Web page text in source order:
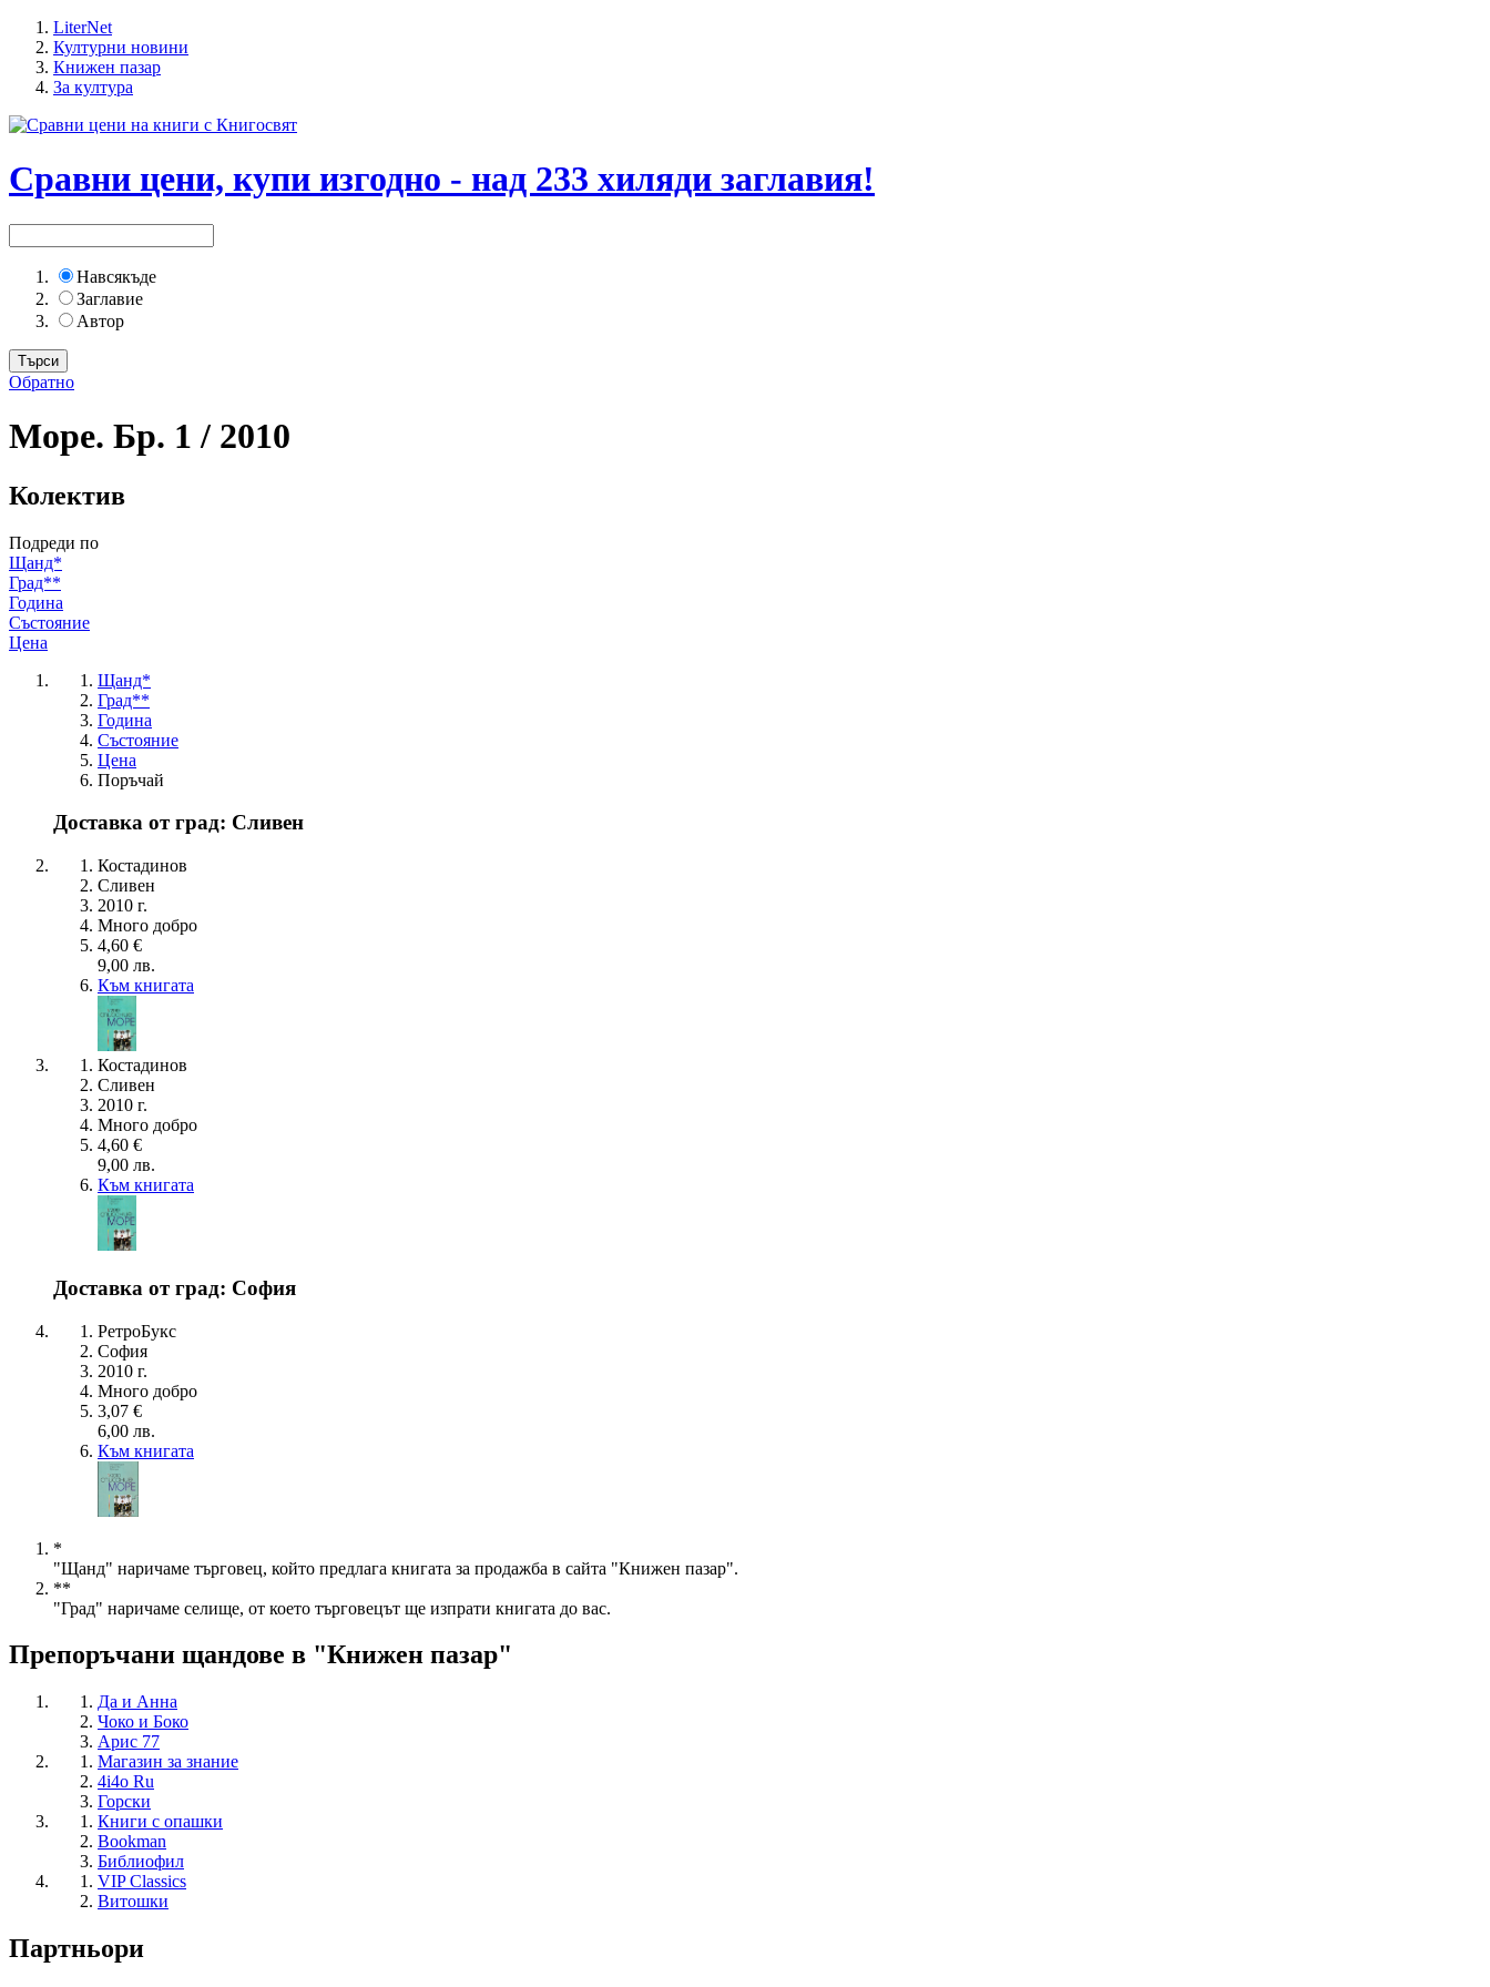
LiterNet
Културни новини
Книжен пазар
За култура
Сравни цени, купи изгодно - над 233 хиляди заглавия!
Навсякъде
Заглавие
Автор
Обратно
Море. Бр. 1 / 2010
Колектив
Подреди по
Щанд*
Град**
Година
Състояние
Цена
Щанд*
Град**
Година
Състояние
Цена
Поръчай
Доставка от град: Сливен
Костадинов
Сливен
2010 г.
Много добро
4,60 €
9,00 лв.
Към книгата
Костадинов
Сливен
2010 г.
Много добро
4,60 €
9,00 лв.
Към книгата
Доставка от град: София
РетроБукс
София
2010 г.
Много добро
3,07 €
6,00 лв.
Към книгата
*
"Щанд" наричаме търговец, който предлага книгата за продажба в сайта "Книжен пазар".
**
"Град" наричаме селище, от което търговецът ще изпрати книгата до вас.
Препоръчани щандове в "Книжен пазар"
Да и Анна
Чоко и Боко
Арис 77
Магазин за знание
4i4o Ru
Горски
Книги с опашки
Bookman
Библиофил
VIP Classics
Витошки
Партньори